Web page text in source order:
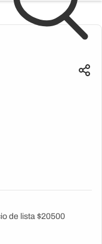
de lista $20500